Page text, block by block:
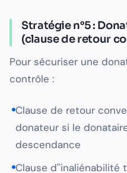
Stratégie n°5 :
(clause de retour
Pour sécuriser une
contrôle :
Clause de retour
donateur si le
descendance
Clause d''inaliénabilité